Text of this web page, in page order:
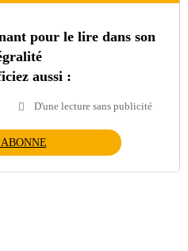
pour le lire dans son
aussi :
D'une lecture sans publicité